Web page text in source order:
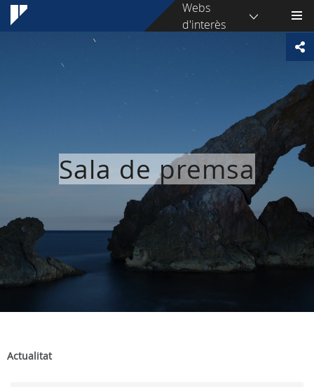
Webs
d'interès
Sala de premsa
Actualitat